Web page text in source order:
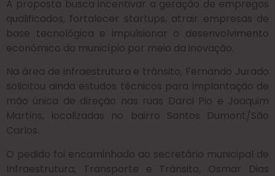
A proposta busca incentivar a geração de empregos
qualificados, fortalecer startups, atrair empresas de
base tecnológica e impulsionar o desenvolvimento
econômico do município por meio da inovação.
Na área de infraestrutura e trânsito, Fernando Jurado
solicitou ainda estudos técnicos para implantação de
mão única de direção nas ruas Darci Pio e Joaquim
Martins, localizadas no bairro Santos Dumont/São
Carlos.
O pedido foi encaminhado ao secretário municipal de
Infraestrutura, Transporte e Trânsito, Osmar Dias